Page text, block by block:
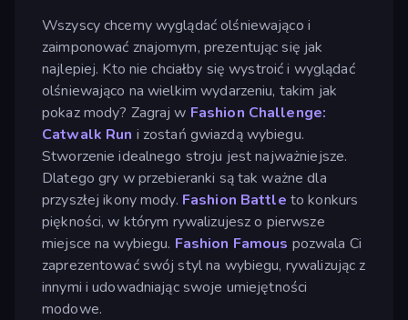
Wszyscy chcemy wyglądać olśniewająco i
zaimponować znajomym, prezentując się jak
najlepiej. Kto nie chciałby się wystroić i wyglądać
olśniewająco na wielkim wydarzeniu, takim jak
pokaz mody? Zagraj w Fashion Challenge:
Catwalk Run i zostań gwiazdą wybiegu.
Stworzenie idealnego stroju jest najważniejsze.
Dlatego gry w przebieranki są tak ważne dla
przyszłej ikony mody. Fashion Battle to konkurs
piękności, w którym rywalizujesz o pierwsze
miejsce na wybiegu. Fashion Famous pozwala Ci
zaprezentować swój styl na wybiegu, rywalizując z
innymi i udowadniając swoje umiejętności
modowe.